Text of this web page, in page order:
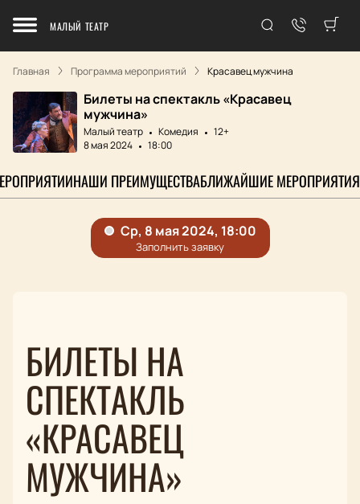
МАЛЫЙ ТЕАТР
Главная Программа мероприятий Красавец мужчина
Билеты на спектакль «Красавец
мужчина»
Малый театр Комедия
12+
8 мая 2024
18:00
НАШИ ПРЕИМУЩЕСТВАБЛИЖАЙШИЕ МЕРОПРИЯТИЯ
БИЛЕТЫ НА
СПЕКТАКЛЬ
«КРАСАВЕЦ
МУЖЧИНА»